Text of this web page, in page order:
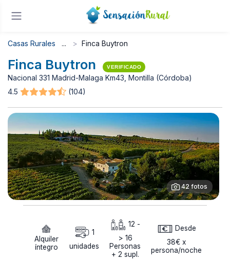
Casas Rurales Finca Buytron
Finca Buytron VERIFICADO
Nacional 331 Madrid-Malaga Km43, Montilla (Córdoba)
4.5
(104)
42 fotos
Alquiler
íntegro
1
unidades
12 -
> 16
Personas
+ 2 supl.
Desde
38€ x
persona/noche